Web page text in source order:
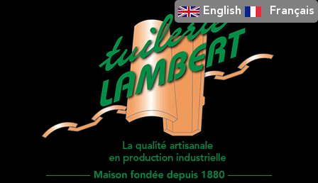
English Français